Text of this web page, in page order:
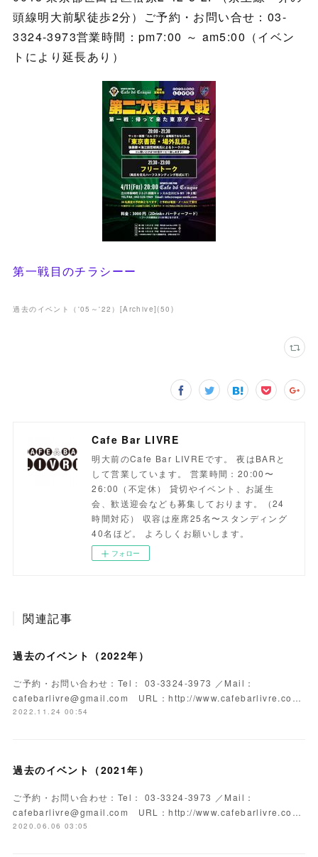
頭線明大前駅徒歩2分）ご予約・お問い合せ：03-
3324-3973営業時間：pm7:00 ～ am5:00（イベン
トにより延長あり）
第一戦目のチラシーー
過去のイベント（'05～'22）[Archive](50 )
Cafe Bar LIVRE
明大前のCafe Bar LIVREです。 夜はBARと
して営業しています。 営業時間：20:00〜
26:00（不定休） 貸切やイベント、お誕生
会、歓送迎会なども募集しております。（24
時間対応） 収容は座席25名〜スタンディング
40名ほど。 よろしくお願いします。
フォロー
関連記事
過去のイベント（2022年）
ご予約・お問い合わせ：Tel： 03-3324-3973 ／Mail：
cafebarlivre@gmail.com URL：http://www.cafebarlivre.co…
2022.11.24 00:54
過去のイベント（2021年）
ご予約・お問い合わせ：Tel： 03-3324-3973 ／Mail：
cafebarlivre@gmail.com URL：http://www.cafebarlivre.co…
2020.06.06 03:05